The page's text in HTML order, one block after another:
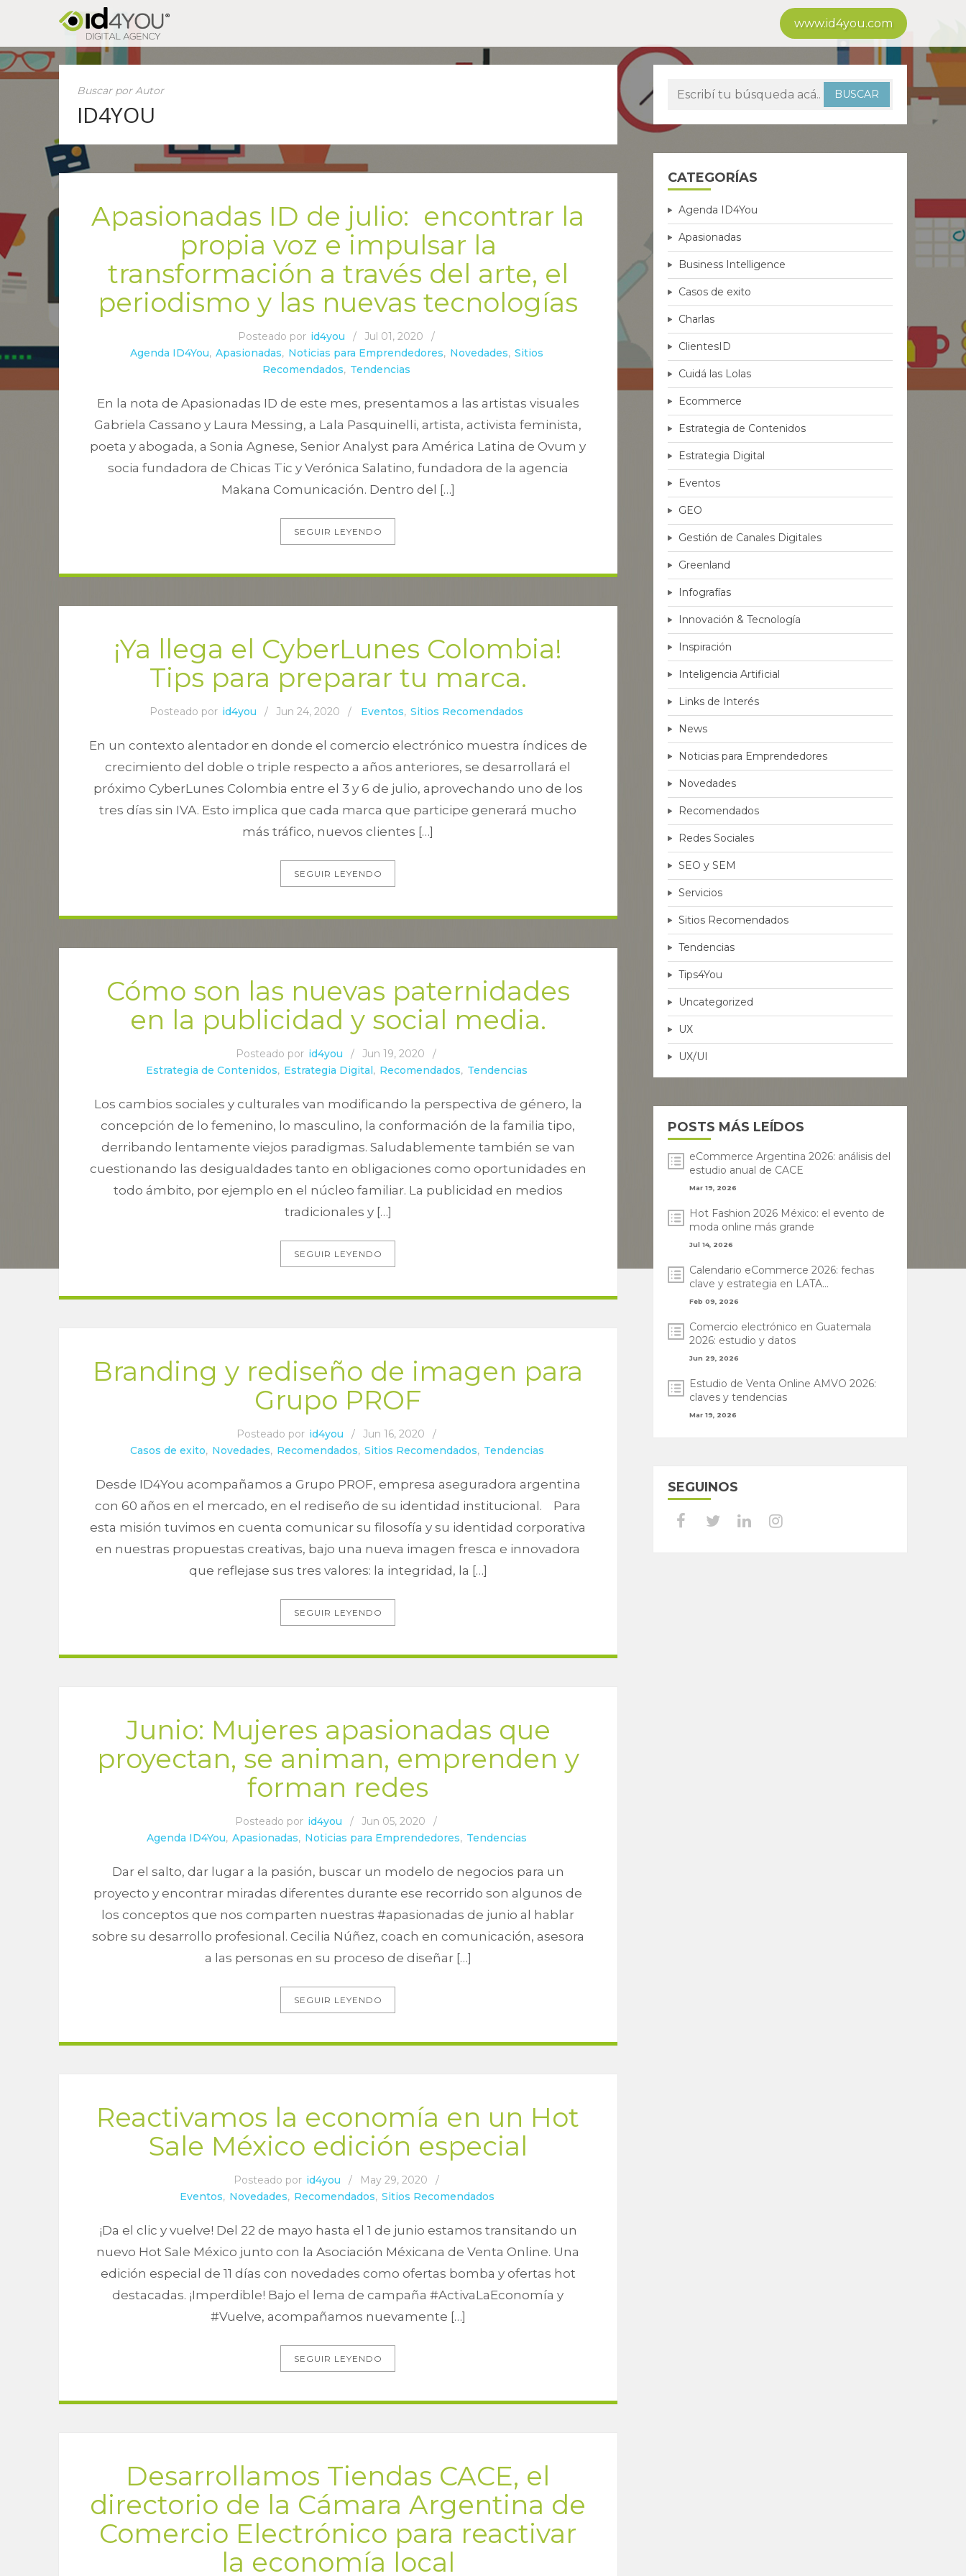
www.id4you.com
Buscar por Autor
ID4YOU
Apasionadas ID de julio: encontrar la
propia voz e impulsar la
transformación a través del arte, el
periodismo y las nuevas tecnologías
Posteado por id4you / Jul 01, 2020
/
Agenda ID4You, Apasionadas, Noticias para Emprendedores, Novedades, Sitios
Recomendados, Tendencias
En la nota de Apasionadas ID de este mes, presentamos a las artistas visuales
Gabriela Cassano y Laura Messing, a Lala Pasquinelli, artista, activista feminista,
poeta y abogada, a Sonia Agnese, Senior Analyst para América Latina de Ovum y
socia fundadora de Chicas Tic y Verónica Salatino, fundadora de la agencia
Makana Comunicación. Dentro del […]
SEGUIR LEYENDO
¡Ya llega el CyberLunes Colombia!
Tips para preparar tu marca.
Posteado por id4you / Jun 24, 2020 / Eventos, Sitios Recomendados
En un contexto alentador en donde el comercio electrónico muestra índices de
crecimiento del doble o triple respecto a años anteriores, se desarrollará el
próximo CyberLunes Colombia entre el 3 y 6 de julio, aprovechando uno de los
tres días sin IVA. Esto implica que cada marca que participe generará mucho
más tráfico, nuevos clientes […]
SEGUIR LEYENDO
Cómo son las nuevas paternidades
en la publicidad y social media.
Posteado por id4you / Jun 19, 2020
/
Estrategia de Contenidos, Estrategia Digital, Recomendados, Tendencias
Los cambios sociales y culturales van modificando la perspectiva de género, la
concepción de lo femenino, lo masculino, la conformación de la familia tipo,
derribando lentamente viejos paradigmas. Saludablemente también se van
cuestionando las desigualdades tanto en obligaciones como oportunidades en
todo ámbito, por ejemplo en el núcleo familiar. La publicidad en medios
tradicionales y […]
SEGUIR LEYENDO
Branding y rediseño de imagen para
Grupo PROF
Posteado por id4you / Jun 16, 2020
/
Casos de exito, Novedades, Recomendados, Sitios Recomendados, Tendencias
Desde ID4You acompañamos a Grupo PROF, empresa aseguradora argentina
con 60 años en el mercado, en el rediseño de su identidad institucional. Para
esta misión tuvimos en cuenta comunicar su filosofía y su identidad corporativa
en nuestras propuestas creativas, bajo una nueva imagen fresca e innovadora
que reflejase sus tres valores: la integridad, la […]
SEGUIR LEYENDO
Junio: Mujeres apasionadas que
proyectan, se animan, emprenden y
forman redes
Posteado por id4you / Jun 05, 2020
/
Agenda ID4You, Apasionadas, Noticias para Emprendedores, Tendencias
Dar el salto, dar lugar a la pasión, buscar un modelo de negocios para un
proyecto y encontrar miradas diferentes durante ese recorrido son algunos de
los conceptos que nos comparten nuestras #apasionadas de junio al hablar
sobre su desarrollo profesional. Cecilia Núñez, coach en comunicación, asesora
a las personas en su proceso de diseñar […]
SEGUIR LEYENDO
Reactivamos la economía en un Hot
Sale México edición especial
Posteado por id4you / May 29, 2020
/
Eventos, Novedades, Recomendados, Sitios Recomendados
¡Da el clic y vuelve! Del 22 de mayo hasta el 1 de junio estamos transitando un
nuevo Hot Sale México junto con la Asociación Méxicana de Venta Online. Una
edición especial de 11 días con novedades como ofertas bomba y ofertas hot
destacadas. ¡Imperdible! Bajo el lema de campaña #ActivaLaEconomía y
#Vuelve, acompañamos nuevamente […]
SEGUIR LEYENDO
Desarrollamos Tiendas CACE, el
directorio de la Cámara Argentina de
Comercio Electrónico para reactivar
la economía local
CATEGORÍAS
Agenda ID4You
Apasionadas
Business Intelligence
Casos de exito
Charlas
ClientesID
Cuidá las Lolas
Ecommerce
Estrategia de Contenidos
Estrategia Digital
Eventos
GEO
Gestión de Canales Digitales
Greenland
Infografías
Innovación & Tecnología
Inspiración
Inteligencia Artificial
Links de Interés
News
Noticias para Emprendedores
Novedades
Recomendados
Redes Sociales
SEO y SEM
Servicios
Sitios Recomendados
Tendencias
Tips4You
Uncategorized
UX
UX/UI
POSTS MÁS LEÍDOS
eCommerce Argentina 2026: análisis del
estudio anual de CACE
Mar 19, 2026
Hot Fashion 2026 México: el evento de
moda online más grande
Jul 14, 2026
Calendario eCommerce 2026: fechas
clave y estrategia en LATA...
Feb 09, 2026
Comercio electrónico en Guatemala
2026: estudio y datos
Jun 29, 2026
Estudio de Venta Online AMVO 2026:
claves y tendencias
Mar 19, 2026
SEGUINOS